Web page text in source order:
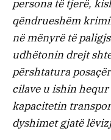
persona të tjerë,
qëndrueshëm
në mënyrë të
udhëtonin drejt
përshtatura
cilave u ishin
kapacitetin
dyshimet gjatë